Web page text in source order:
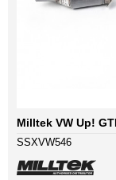
Milltek VW Up!
SSXVW546